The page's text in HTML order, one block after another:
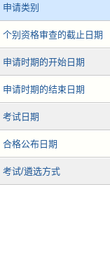
申请类别
个别资格审查的截止日期
申请时期的开始日期
申请时期的结束日期
考试日期
合格公布日期
考试/遴选方式